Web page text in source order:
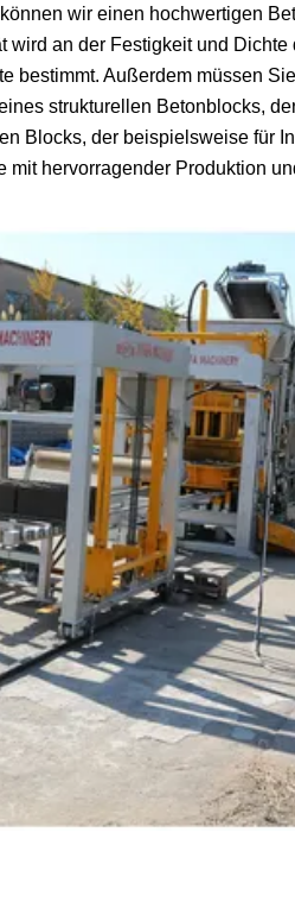
wir einen hochwertigen
an der Festigkeit und
bestimmt. Außerdem müssen
strukturellen Betonblocks,
Blocks, der beispielsweise für
hervorragender Produktion